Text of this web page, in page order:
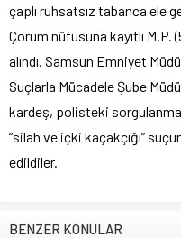
çaplı ruhsatsız tabanca ele
Çorum nüfusuna kayıtlı M.P.
alındı. Samsun Emniyet
Suçlarla Mücadele Şube
kardeş, polisteki
“silah ve içki kaçakçığı”
edildiler.
BENZER KONULAR